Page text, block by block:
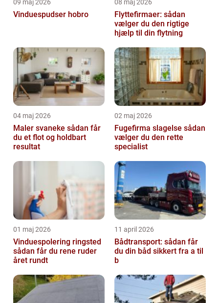
09 maj 2026
Vinduespudser hobro
08 maj 2026
Flyttefirmaer: sådan
vælger du den rigtige
hjælp til din flytning
04 maj 2026
Maler svaneke sådan får
du et flot og holdbart
resultat
02 maj 2026
Fugefirma slagelse sådan
vælger du den rette
specialist
01 maj 2026
Vinduespolering ringsted
sådan får du rene ruder
året rundt
11 april 2026
Bådtransport: sådan får
du din båd sikkert fra a til
b